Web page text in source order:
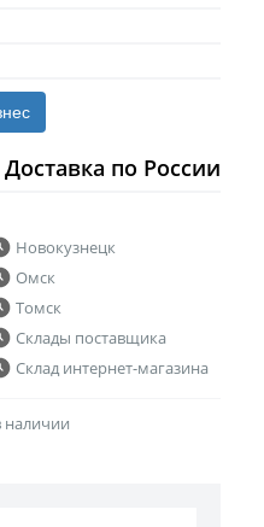
Доставка по России
Новокузнецк
Омск
Томск
Склады поставщика
Склад интернет-магазина
наличии